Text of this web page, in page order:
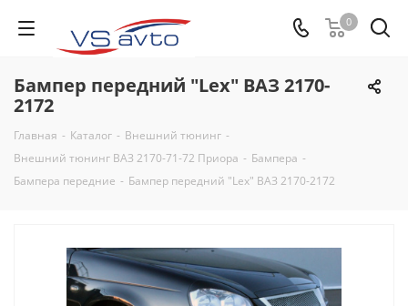
0
Бампер передний "Lex" ВАЗ 2170-
2172
Главная - Каталог - Внешний тюнинг -
Внешний тюнинг ВАЗ 2170-71-72 Приора - Бампера -
Бампера передние - Бампер передний "Lex" ВАЗ 2170-2172